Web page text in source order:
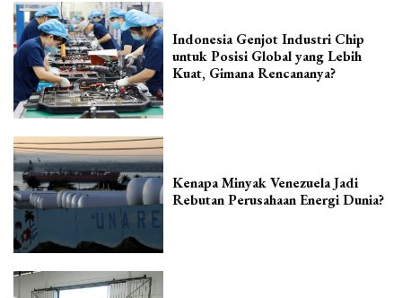
Indonesia Genjot Industri Chip
untuk Posisi Global yang Lebih
Kuat, Gimana Rencananya?
Kenapa Minyak Venezuela Jadi
Rebutan Perusahaan Energi Dunia?